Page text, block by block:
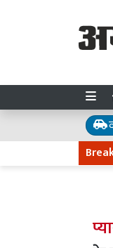
धंसने की जांच तेज :